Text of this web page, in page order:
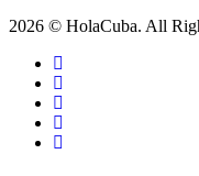
2026 © HolaCuba. All